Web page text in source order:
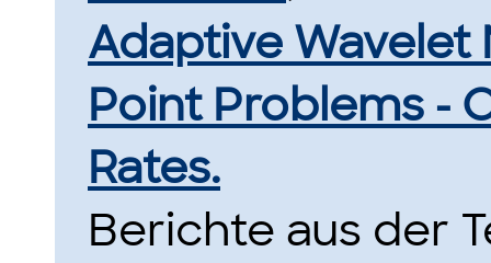
Adaptive
Point Problems -
Rates.
Berichte aus der